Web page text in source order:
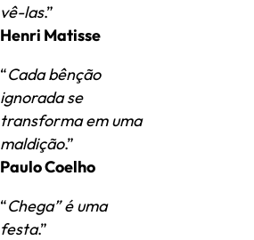
vê-las.”
Henri Matisse
“Cada bênção
ignorada se
transforma em uma
maldição.”
Paulo Coelho
“Chega” é uma
festa.”